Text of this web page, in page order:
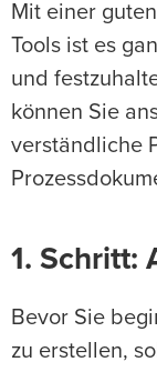
Mit einer
Tools ist es
und
können Sie
verständliche
1. Schritt:
Bevor Sie
zu erstellen,